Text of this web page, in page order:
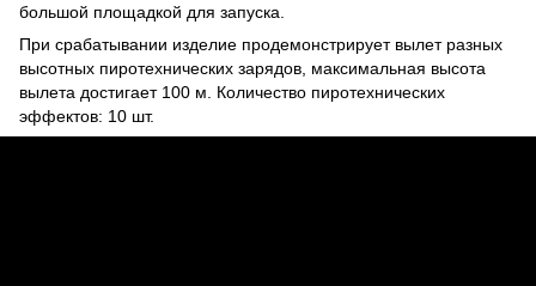
большой площадкой для запуска.
При срабатывании изделие продемонстрирует вылет разных
высотных пиротехнических зарядов, максимальная высота
вылета достигает 100 м. Количество пиротехнических
эффектов: 10 шт.